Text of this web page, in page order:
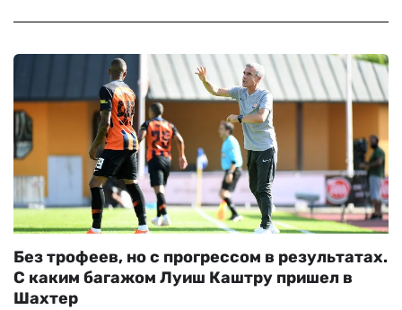
Без трофеев, но с прогрессом в результатах.
С каким багажом Луиш Каштру пришел в
Шахтер